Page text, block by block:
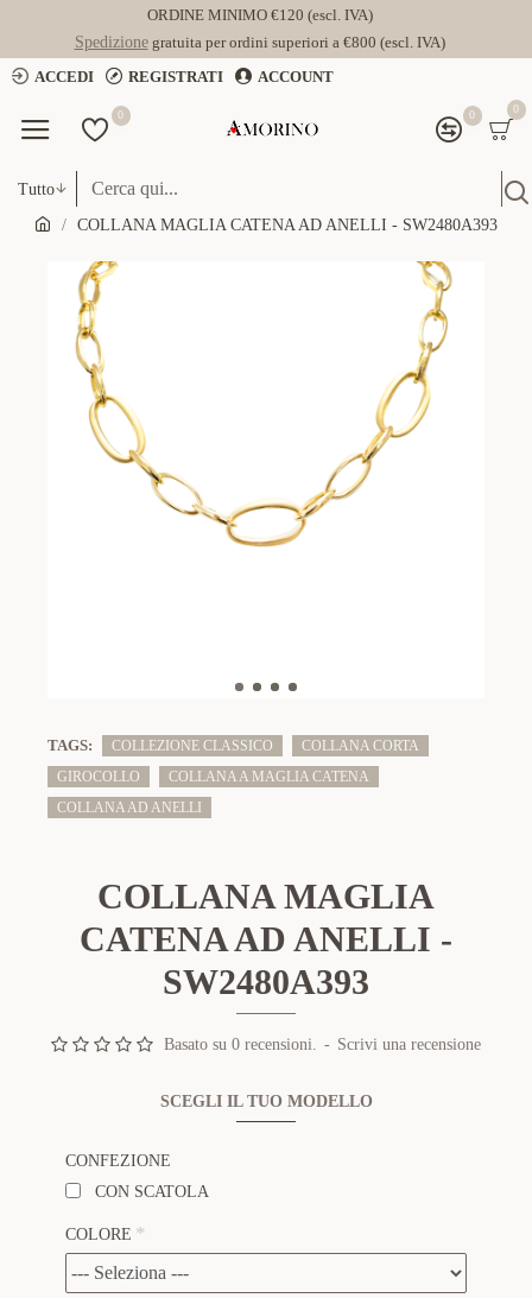
ORDINE MINIMO €120 (escl. IVA)
Spedizionegratuita per ordini superiori a €800 (escl. IVA)
ACCEDI
REGISTRATI ACCOUNT
0 0 0
Tutto
COLLANA MAGLIA CATENA AD ANELLI - SW2480A393
TAGS: COLLEZIONE CLASSICO
COLLANA CORTA
GIROCOLLO
COLLANA A MAGLIA CATENA
COLLANA AD ANELLI
COLLANA MAGLIA
CATENA AD ANELLI -
SW2480A393
Basato su 0 recensioni. - Scrivi una recensione
SCEGLI IL TUO MODELLO
CONFEZIONE
CON SCATOLA
COLORE